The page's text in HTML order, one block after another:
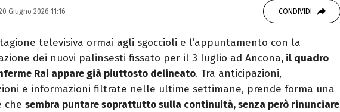
avvicina all'editoria studiando all'IED come Fashion Editor. Si
specializza poi in Comunicazione digitale, Giornalismo e Nuovi media
presso La Sapienza, collaborando con alcune testate ed uffici stampa.
Giugno 2026 11:16 CONDIVIDI
televisiva ormai agli sgoccioli e l’appuntamento con la
dei nuovi palinsesti fissato per il 3 luglio ad Ancona, il quadro
Rai appare già piuttosto delineato. Tra anticipazioni,
e informazioni filtrate nelle ultime settimane, prende forma una
che sembra puntare soprattutto sulla continuità, senza però rinunciare